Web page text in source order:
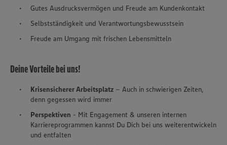
Gutes Ausdrucksvermögen und Freude am Kundenkontakt
Selbstständigkeit und Verantwortungsbewusstsein
Freude am Umgang mit frischen Lebensmitteln
Deine Vorteile bei uns!
Krisensicherer Arbeitsplatz – Auch in schwierigen Zeiten,
denn gegessen wird immer
Perspektiven - Mit Engagement & unseren internen
Karriereprogrammen kannst Du Dich bei uns weiterentwickeln
und entfalten